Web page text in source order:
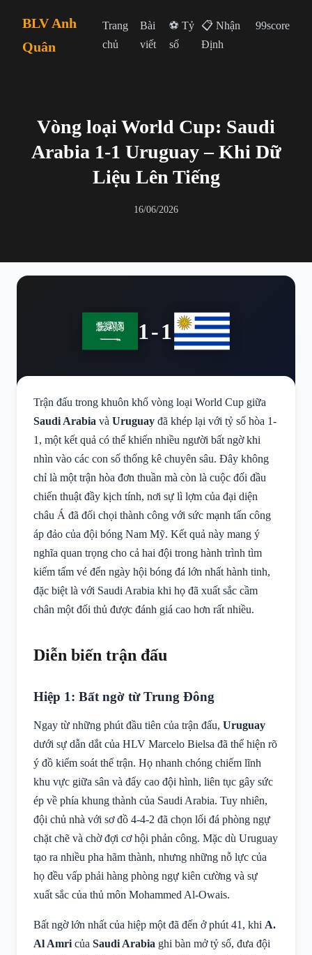
BLV Anh
Quân
Trang
chủ
Bài
viết
⚽ Tỷ
số
📋 Nhận
Định
99score
Vòng loại World Cup: Saudi
Arabia 1-1 Uruguay – Khi Dữ
Liệu Lên Tiếng
16/06/2026
1-1
Trận đấu trong khuôn khổ vòng loại World Cup giữa
Saudi Arabia và Uruguay đã khép lại với tỷ số hòa 1-
1, một kết quả có thể khiến nhiều người bất ngờ khi
nhìn vào các con số thống kê chuyên sâu. Đây không
chỉ là một trận hòa đơn thuần mà còn là cuộc đối đầu
chiến thuật đầy kịch tính, nơi sự lì lợm của đại diện
châu Á đã đối chọi thành công với sức mạnh tấn công
áp đảo của đội bóng Nam Mỹ. Kết quả này mang ý
nghĩa quan trọng cho cả hai đội trong hành trình tìm
kiếm tấm vé đến ngày hội bóng đá lớn nhất hành tinh,
đặc biệt là với Saudi Arabia khi họ đã xuất sắc cầm
chân một đối thủ được đánh giá cao hơn rất nhiều.
Diễn biến trận đấu
Hiệp 1: Bất ngờ từ Trung Đông
Ngay từ những phút đầu tiên của trận đấu, Uruguay
dưới sự dẫn dắt của HLV Marcelo Bielsa đã thể hiện rõ
ý đồ kiểm soát thế trận. Họ nhanh chóng chiếm lĩnh
khu vực giữa sân và đẩy cao đội hình, liên tục gây sức
ép về phía khung thành của Saudi Arabia. Tuy nhiên,
đội chủ nhà với sơ đồ 4-4-2 đã chọn lối đá phòng ngự
chặt chẽ và chờ đợi cơ hội phản công. Mặc dù Uruguay
tạo ra nhiều pha hãm thành, nhưng những nỗ lực của
họ đều vấp phải hàng phòng ngự kiên cường và sự
xuất sắc của thủ môn Mohammed Al-Owais.
Bất ngờ lớn nhất của hiệp một đã đến ở phút 41, khi A.
Al Amri của Saudi Arabia ghi bàn mở tỷ số, đưa đội